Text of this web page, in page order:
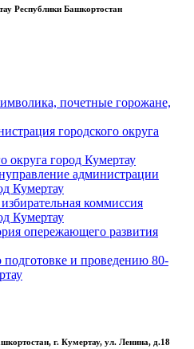
Республики Башкортостан
почетные горожане,
городского округа
округа город Кумертау
администрации
Кумертау
коммиссия
Кумертау
опережающего развития
подготовке и проведению 80-
г. Кумертау, ул. Ленина, д.18